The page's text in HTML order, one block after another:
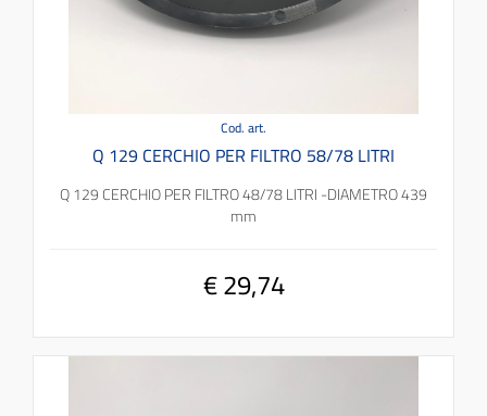
Cod. art.
Q 129 CERCHIO PER FILTRO 58/78 LITRI
Q 129 CERCHIO PER FILTRO 48/78 LITRI -DIAMETRO 439
mm
€ 29,74